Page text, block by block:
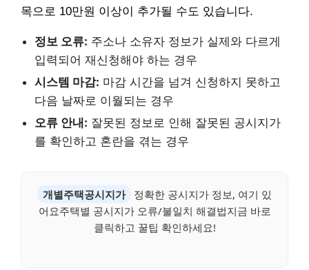
목으로 10만원 이상이 추가될 수도 있습니다.
정보 오류: 주소나 소유자 정보가 실제와 다르게
입력되어 재신청해야 하는 경우
시스템 마감: 마감 시간을 넘겨 신청하지 못하고
다음 날짜로 이월되는 경우
오류 안내: 잘못된 정보로 인해 잘못된 공시지가
를 확인하고 혼란을 겪는 경우
개별주택공시지가
정확한 공시지가 정보, 여기 있
어요주택별 공시지가 오류/불일치 해결법지금 바로
클릭하고 꿀팁 확인하세요!